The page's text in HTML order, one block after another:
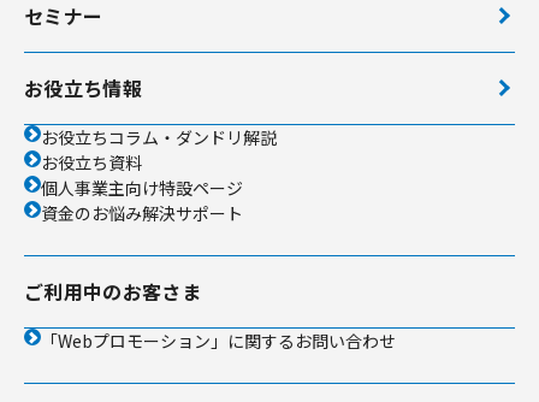
セミナー
お役立ち情報
お役立ちコラム・ダンドリ解説
お役立ち資料
個人事業主向け特設ページ
資金のお悩み解決サポート
ご利用中のお客さま
「Webプロモーション」に関するお問い合わせ